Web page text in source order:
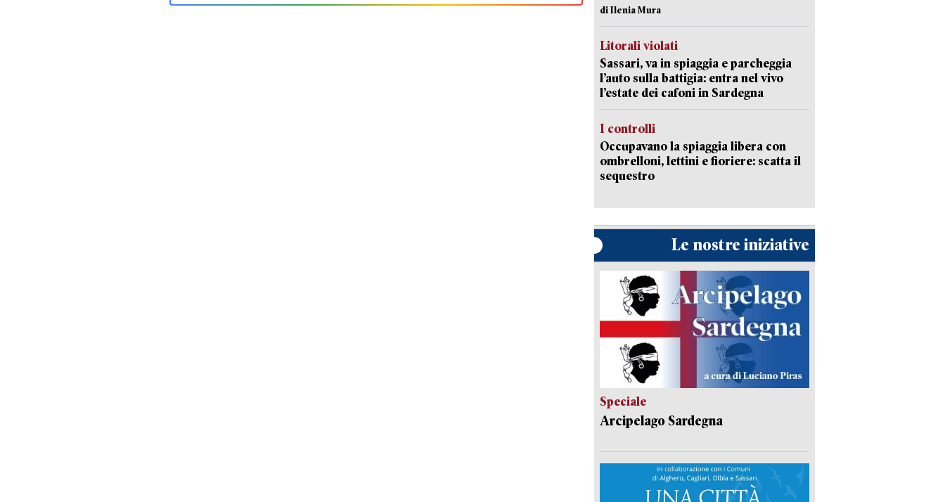
di Ilenia Mura
Litorali violati
Sassari, va in spiaggia e parcheggia
l’auto sulla battigia: entra nel vivo
l’estate dei cafoni in Sardegna
I controlli
Occupavano la spiaggia libera con
ombrelloni, lettini e fioriere: scatta il
sequestro
Le nostre iniziative
Speciale
Arcipelago Sardegna